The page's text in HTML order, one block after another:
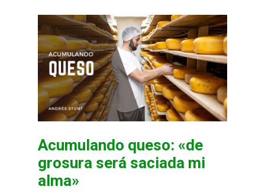
Acumulando queso: «de
grosura será saciada mi
alma»